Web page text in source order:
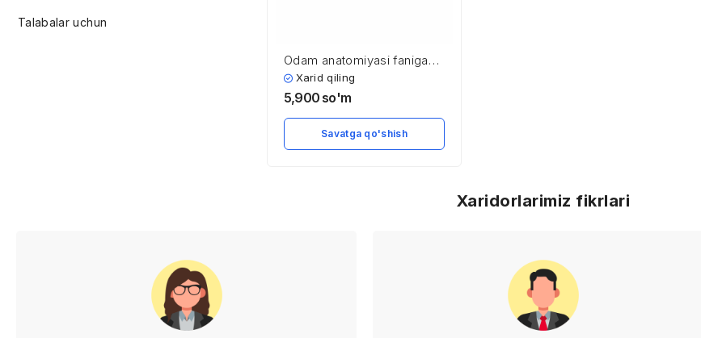
Talabalar uchun
Odam anatomiyasi faniga
kirish
Xarid qiling
5,900 so'm
Savatga qo'shish
Xaridorlarimiz fikrlari